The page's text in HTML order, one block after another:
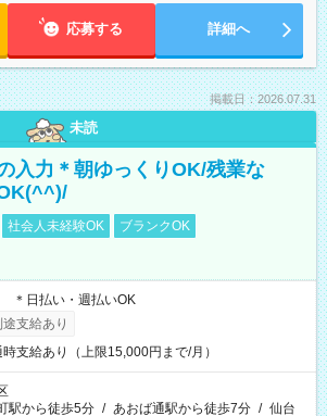
応募する 詳細へ
掲載日：2026.07.31
未読
入力＊朝ゆっくりOK/残業な
社会人未経験OK
ブランクOK
＊日払い・週払いOK
支給あり
支給あり（上限15,000円まで/月）
駅から徒歩5分 / あおば通駅から徒歩7分 / 仙台